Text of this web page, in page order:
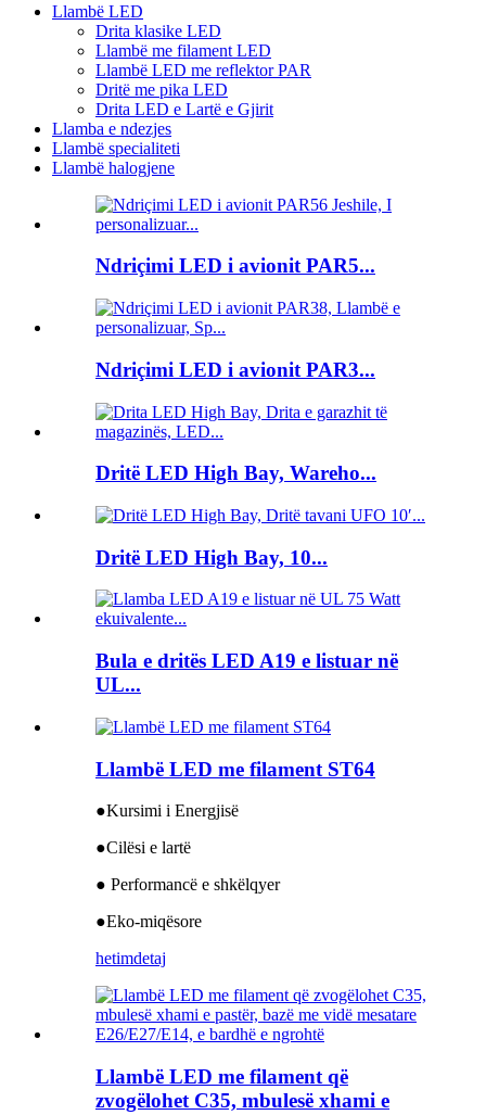
Llambë LED
Drita klasike LED
Llambë me filament LED
Llambë LED me reflektor PAR
Dritë me pika LED
Drita LED e Lartë e Gjirit
Llamba e ndezjes
Llambë specialiteti
Llambë halogjene
Ndriçimi LED i avionit PAR5...
Ndriçimi LED i avionit PAR3...
Dritë LED High Bay, Wareho...
Dritë LED High Bay, 10...
Bula e dritës LED A19 e listuar në
UL...
Llambë LED me filament ST64
●Kursimi i Energjisë
●Cilësi e lartë
● Performancë e shkëlqyer
●Eko-miqësore
hetimdetaj
Llambë LED me filament që
zvogëlohet C35, mbulesë xhami e